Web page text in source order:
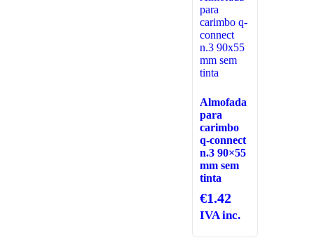
Almofada
para
carimbo
q-connect
n.3 90×55
mm sem
tinta
€1.42
IVA inc.